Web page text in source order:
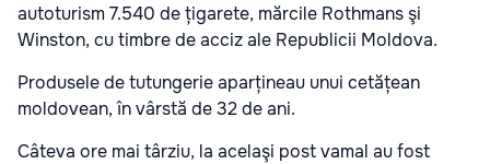
autoturism 7.540 de țigarete, mărcile Rothmans şi
Winston, cu timbre de acciz ale Republicii Moldova.
Produsele de tutungerie aparțineau unui cetățean
moldovean, în vârstă de 32 de ani.
Câteva ore mai târziu, la acelaşi post vamal au fost